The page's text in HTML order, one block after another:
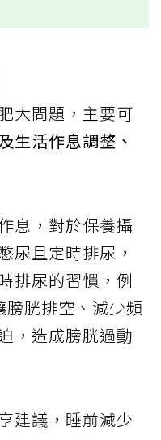
大問題，主要可
及生活作息調整、
息，對於保養攝
尿且定時排尿，
排尿的習慣，例
胱排空、減少頻
，造成膀胱過動
建議，睡前減少